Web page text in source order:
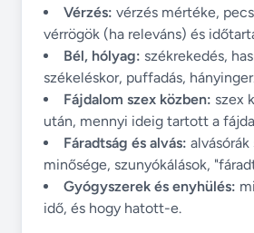
Vérzés: vérzés mértéke,
vérrögök (ha releváns) és
Bél, hólyag: székrekedés,
székeléskor, puffadás,
Fájdalom szex közben: szex
után, mennyi ideig tartott a
Fáradtság és alvás: alvásórák
minősége, szunyókálások,
Gyógyszerek és enyhülés:
idő, és hogy hatott-e.